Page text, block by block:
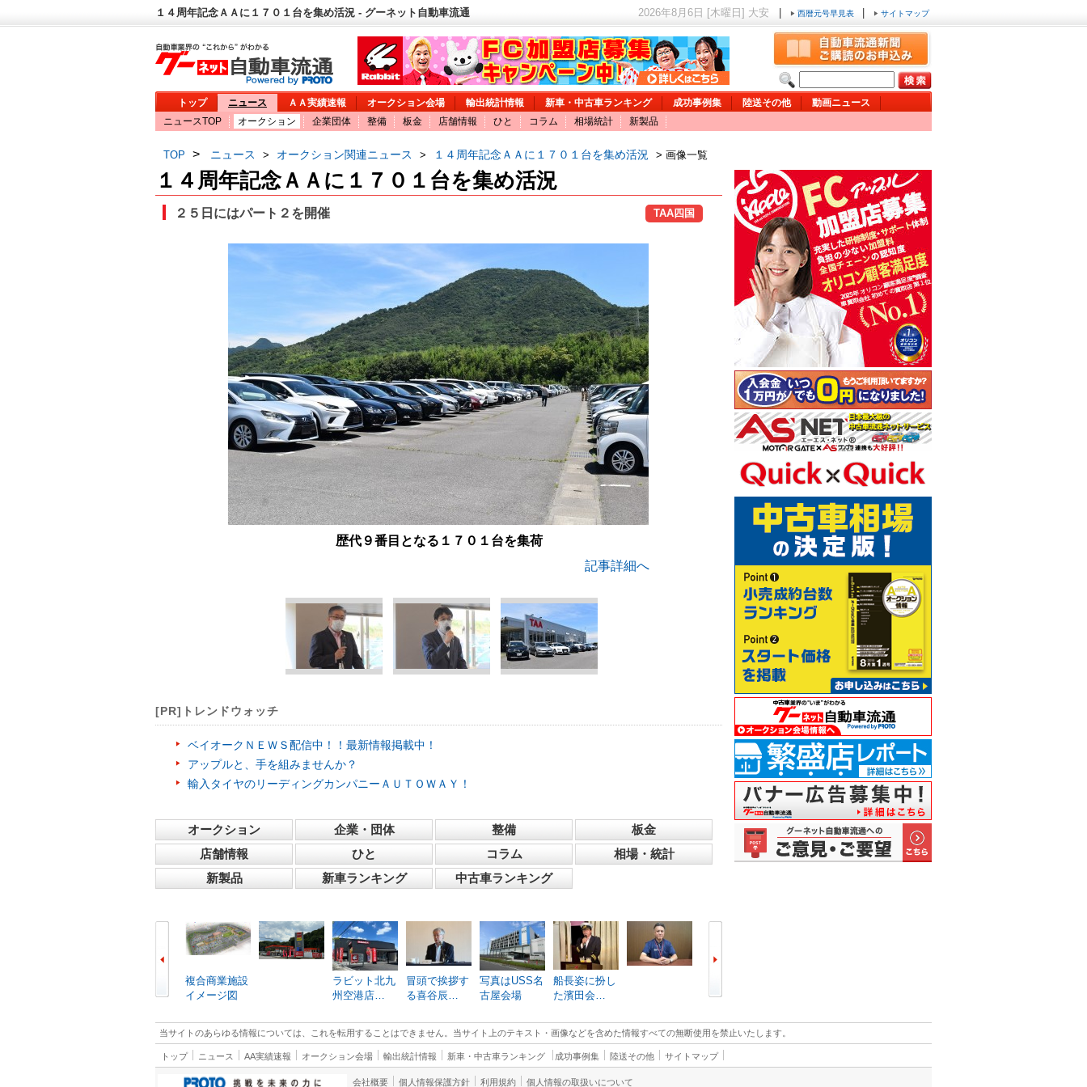
１４周年記念ＡＡに１７０１台を集め活況 - グーネット自動車流通 2026年8月6日 [木曜日] 大安 西暦元号早見表 サイトマップ
トップ ニュース ＡＡ実績速報 オークション会場 輸出統計情報 新車・中古車ランキング 成功事例集 陸送その他
動画ニュース
ニュースTOP
オークション 企業団体 整備 板金 店舗情報 ひと コラム 相場統計 新製品
TOP > ニュース > オークション関連ニュース > １４周年記念ＡＡに１７０１台を集め活況 > 画像一覧
１４周年記念ＡＡに１７０１台を集め活況
２５日にはパート２を開催 TAA四国
歴代９番目となる１７０１台を集荷
記事詳細へ
[PR]トレンドウォッチ
ベイオークＮＥＷＳ配信中！！最新情報掲載中！
アップルと、手を組みませんか？
輸入タイヤのリーディングカンパニーＡＵＴＯＷＡＹ！
オークション 企業・団体 整備
板金
店舗情報
ひと コラム
相場・統計
新製品
新車ランキング 中古車ランキング
複合商業施設
イメージ図
ラビット北九
州空港店…
冒頭で挨拶す
る喜谷辰…
写真はUSS名
古屋会場
船長姿に扮し
た濱田会…
に参加者…
当サイトのあらゆる情報については、これを転用することはできません。当サイト上のテキスト・画像などを含めた情報すべての無断使用を禁止いたします。
トップ ニュース AA実績速報 オークション会場 輸出統計情報 新車・中古車ランキング 成功事例集 陸送その他 サイトマップ
会社概要 個人情報保護方針 利用規約 個人情報の取扱いについて